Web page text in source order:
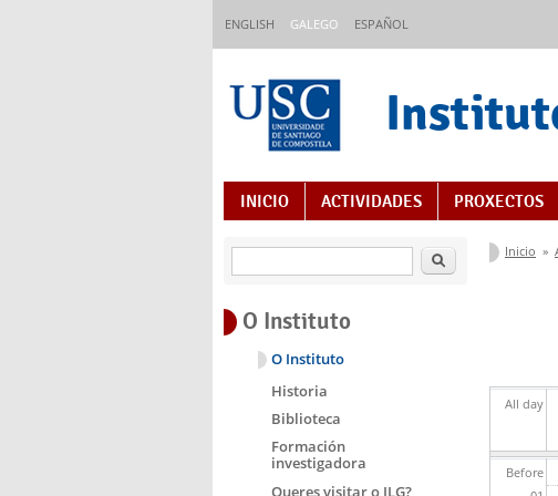
ENGLISH GALEGO ESPAÑOL
Índice de contidos
INICIO ACTIVIDADES PROXECTOS
Inicio »
All day
Before
Buscar
O Instituto
O Instituto
Historia
Biblioteca
Formación
investigadora
Queres visitar o ILG?